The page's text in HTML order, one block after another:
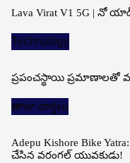
Lava Virat V1 5G | నో
Technology
ప్రపంచస్థాయి ప్రమాణాలతో
తాజా వార్తలు
Adepu Kishore Bike
చేసిన వరంగల్ యువకుడు!